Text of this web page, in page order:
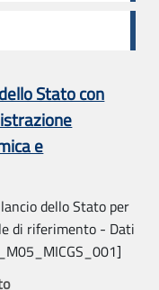
Stato con
e
dello Stato per
di riferimento - Dati